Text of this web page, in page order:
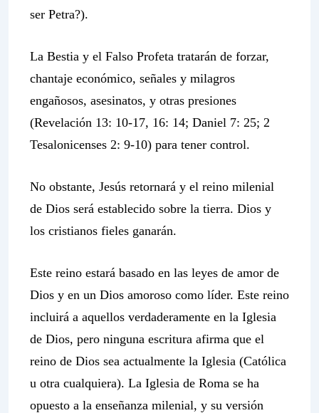
ser Petra?).
La Bestia y el Falso Profeta tratarán de forzar,
chantaje económico, señales y milagros
engañosos, asesinatos, y otras presiones
(Revelación 13: 10-17, 16: 14; Daniel 7: 25; 2
Tesalonicenses 2: 9-10) para tener control.
No obstante, Jesús retornará y el reino milenial
de Dios será establecido sobre la tierra. Dios y
los cristianos fieles ganarán.
Este reino estará basado en las leyes de amor de
Dios y en un Dios amoroso como líder. Este reino
incluirá a aquellos verdaderamente en la Iglesia
de Dios, pero ninguna escritura afirma que el
reino de Dios sea actualmente la Iglesia (Católica
u otra cualquiera). La Iglesia de Roma se ha
opuesto a la enseñanza milenial, y su versión